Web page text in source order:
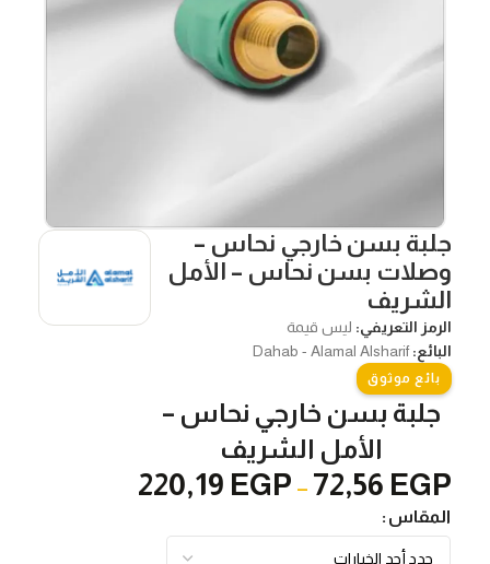
جلبة بسن خارجي نحاس –
وصلات بسن نحاس – الأمل
الشريف
الرمز التعريفي: ليس قيمة
البائع: Dahab - Alamal Alsharif
بائع موثوق
جلبة بسن خارجي نحاس –
الأمل الشريف
72,56 EGP
–
220,19 EGP
المقاس